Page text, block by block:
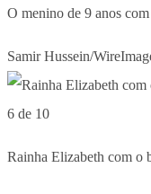
O menino de 9 anos
Samir Hussein/
6 de 10
Rainha Elizabeth com o